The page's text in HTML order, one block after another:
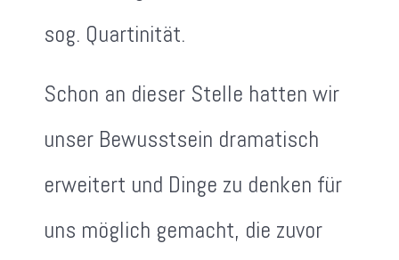
sog. Quartinität.
Schon an dieser Stelle hatten wir
unser Bewusstsein dramatisch
erweitert und Dinge zu denken für
uns möglich gemacht, die zuvor